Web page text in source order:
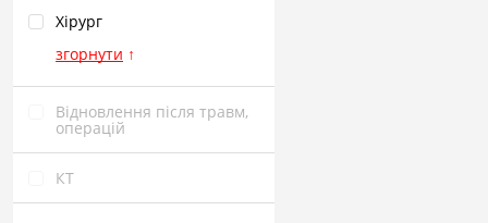
Хірург
згорнути ↑
Відновлення після травм,
операцій
КТ